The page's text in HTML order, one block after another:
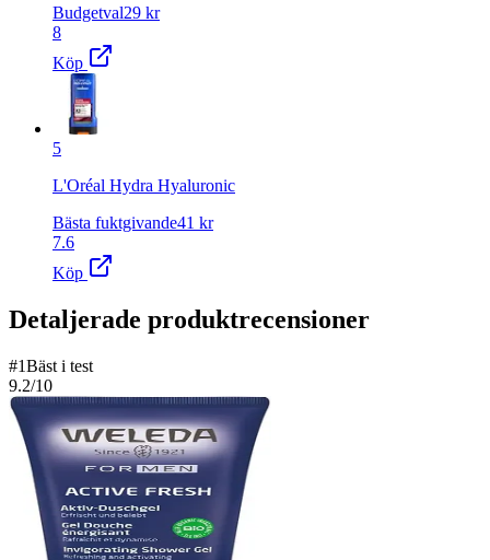
Budgetval29 kr
8
Köp
5
L'Oréal Hydra Hyaluronic
Bästa fuktgivande41 kr
7.6
Köp
Detaljerade produktrecensioner
#1Bäst i test
9.2/10